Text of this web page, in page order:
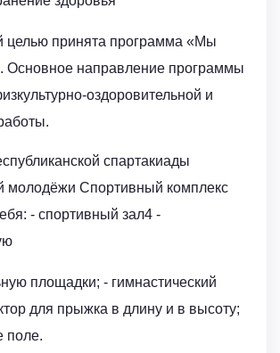
целью принята программа «Мы
Основное направление программы
оздоровительной и
спартакиады
молодёжи Спортивный комплекс
- спортивный зал4 -
площадки; - гимнастический
для прыжка в длину и в высоту;
поле.